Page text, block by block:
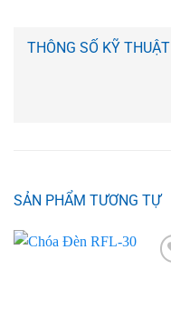
THÔNG SỐ KỸ THUẬT
SẢN PHẨM TƯƠNG TỰ